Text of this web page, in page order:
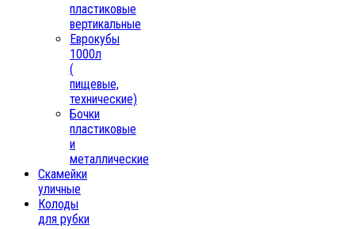
пластиковые
вертикальные
Еврокубы
1000л
(
пищевые,
технические)
Бочки
пластиковые
и
металлические
Скамейки
уличные
Колоды
для рубки